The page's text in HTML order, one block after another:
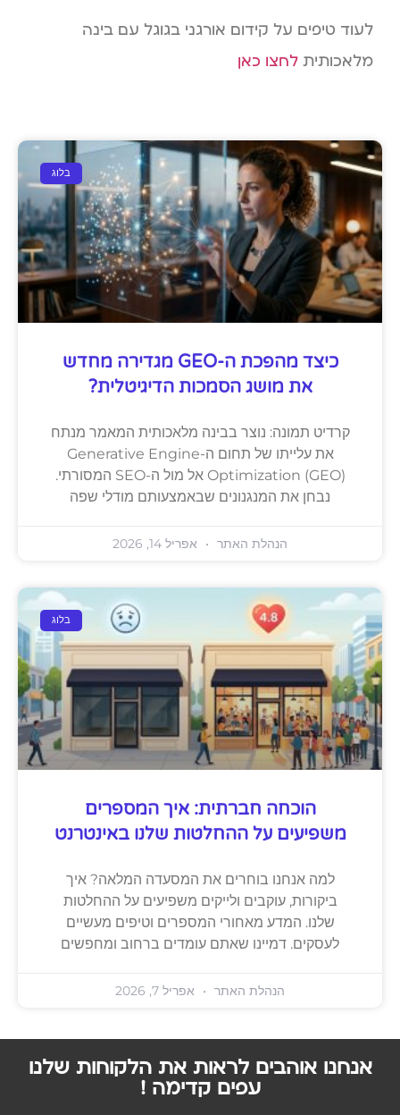
לעוד טיפים על קידום אורגני בגוגל עם בינה
מלאכותית לחצו כאן
בלוג
כיצד מהפכת ה-GEO מגדירה מחדש
את מושג הסמכות הדיגיטלית?
קרדיט תמונה: נוצר בבינה מלאכותית המאמר מנתח
את עלייתו של תחום ה-Generative Engine
Optimization (GEO) אל מול ה-SEO המסורתי.
נבחן את המנגנונים שבאמצעותם מודלי שפה
הנהלת האתר אפריל 14, 2026
בלוג
הוכחה חברתית: איך המספרים
משפיעים על ההחלטות שלנו באינטרנט
למה אנחנו בוחרים את המסעדה המלאה? איך
ביקורות, עוקבים ולייקים משפיעים על ההחלטות
שלנו. המדע מאחורי המספרים וטיפים מעשיים
לעסקים. דמיינו שאתם עומדים ברחוב ומחפשים
הנהלת האתר אפריל 7, 2026
אנחנו אוהבים לראות את הלקוחות שלנו
עפים קדימה !